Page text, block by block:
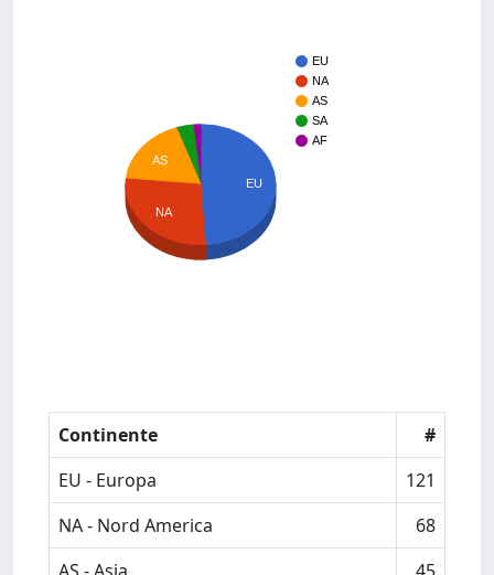
EU
NA
AS
SA
AF
EU
AS
NA
Continente
#
EU - Europa
121
NA - Nord America
68